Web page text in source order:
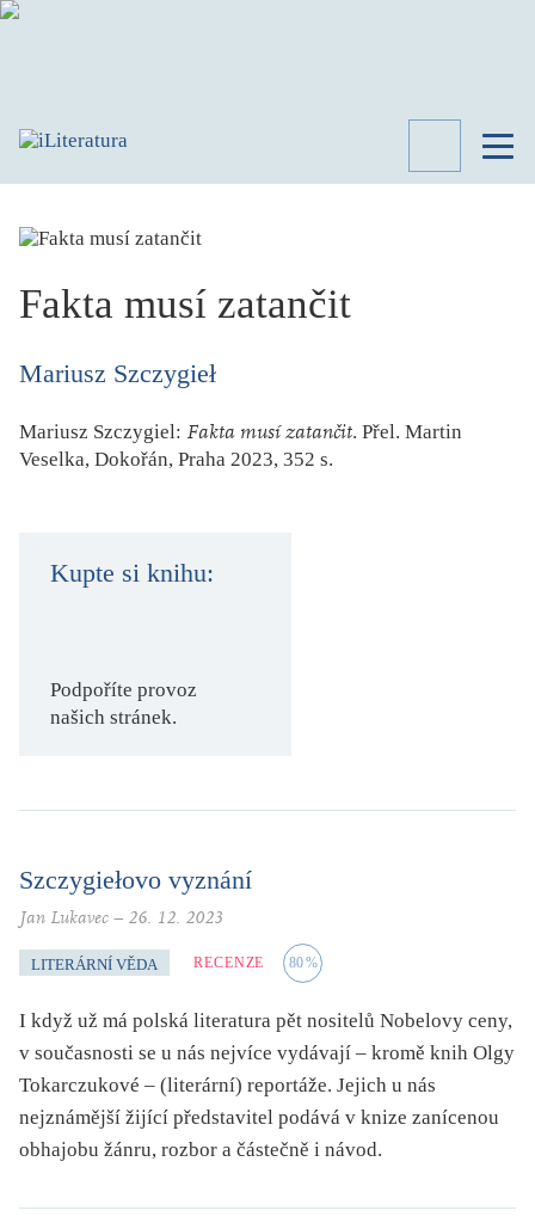
SPISOVATELÉ
KATEGORIE
STUDIE
Fakta musí zatančit
Mariusz Szczygieł
Mariusz Szczygiel: Fakta musí zatančit. Přel. Martin
Veselka, Dokořán, Praha 2023, 352 s.
Kupte si knihu:
Podpoříte provoz
našich stránek.
Szczygiełovo vyznání
Jan Lukavec – 26. 12. 2023
LITERÁRNÍ VĚDA RECENZE 80%
I když už má polská literatura pět nositelů Nobelovy ceny,
v současnosti se u nás nejvíce vydávají – kromě knih Olgy
Tokarczukové – (literární) reportáže. Jejich u nás
nejznámější žijící představitel podává v knize zanícenou
obhajobu žánru, rozbor a částečně i návod.